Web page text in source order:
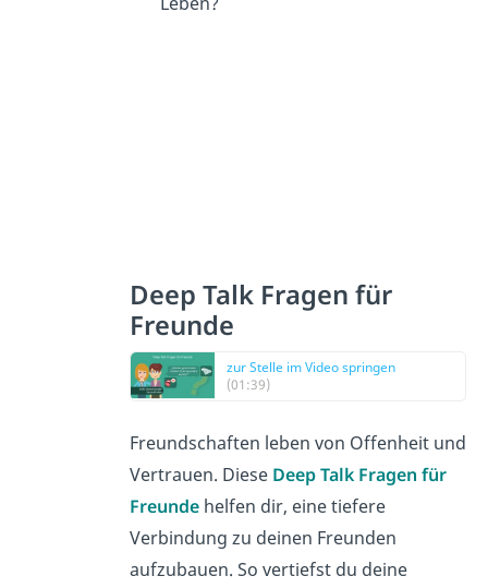
Deep Talk Fragen für
Freunde
zur Stelle im Video springen
(01:39)
Freundschaften leben von Offenheit und
Vertrauen. Diese Deep Talk Fragen für
Freundehelfen dir, eine tiefere
Verbindung zu deinen Freunden
aufzubauen. So vertiefst du deine